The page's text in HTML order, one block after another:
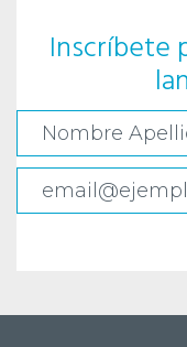
Inscríbete